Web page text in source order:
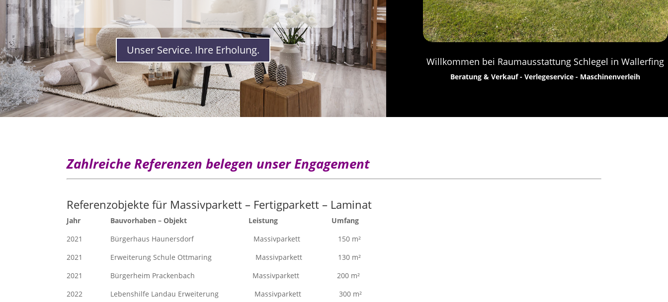
Unser Service. Ihre Erholung.
Willkommen bei Raumausstattung Schlegel in Wallerfing
Beratung & Verkauf - Verlegeservice - Maschinenverleih
Zahlreiche Referenzen belegen unser Engagement
Referenzobjekte für Massivparkett – Fertigparkett – Laminat
Jahr Bauvorhaben – Objekt Leistung Umfang
2021 Bürgerhaus Haunersdorf Massivparkett 150 m²
2021 Erweiterung Schule Ottmaring Massivparkett 130 m²
2021 Bürgerheim Prackenbach Massivparkett 200 m²
2022 Lebenshilfe Landau Erweiterung Massivparkett 300 m²